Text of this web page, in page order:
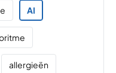
AI
allergieën